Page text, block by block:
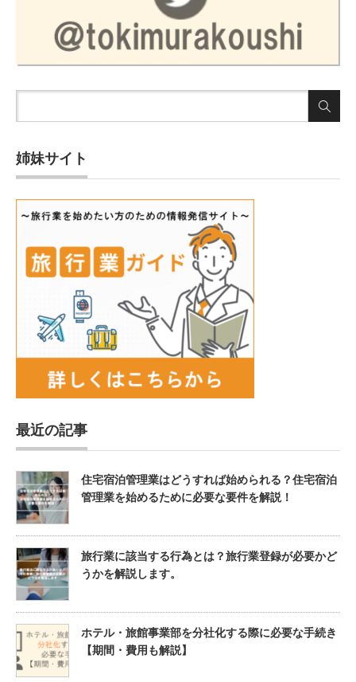
姉妹サイト
最近の記事
住宅宿泊管理業はどうすれば始められる？住宅宿泊
管理業を始めるために必要な要件を解説！
旅行業に該当する行為とは？旅行業登録が必要かど
うかを解説します。
ホテル・旅館事業部を分社化する際に必要な手続き
【期間・費用も解説】